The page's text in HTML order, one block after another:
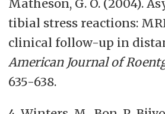
Matheson, G. O. (2004).
tibial stress reactions:
clinical follow-up in
American Journal of
635-638.